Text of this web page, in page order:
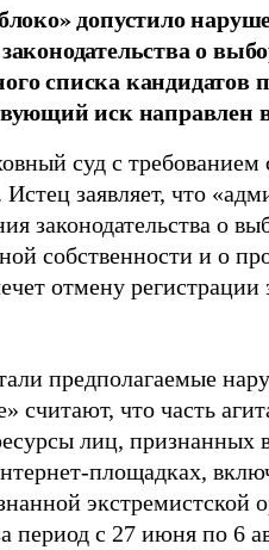
допустило
о
списка кандидатов
иск направлен
суд с требованием
Истец заявляет, что
законодательства о
собственности и о
отмену регистрации
предполагаемые
считают, что часть
лиц,
площадках,
экстремистской
период с 27 июня по 6